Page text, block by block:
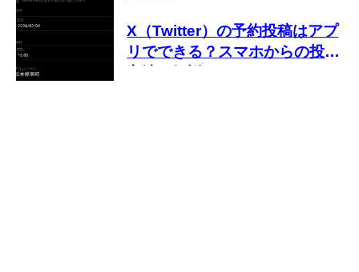
X（Twitter）の予約投稿はアプ
リでできる？スマホからの投稿